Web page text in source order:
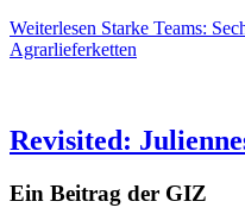
Weiterlesen Starke Teams:
Agrarlieferketten
Revisited:
Ein Beitrag der GIZ